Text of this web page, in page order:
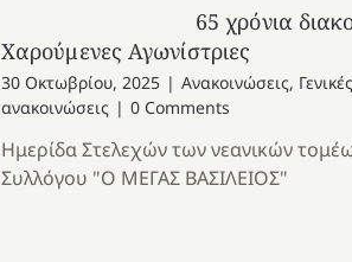
65 χρόνια
Χαρούμενες Αγωνίστριες
30 Οκτωβρίου, 2025 | Ανακοινώσεις, Γενικές
ανακοινώσεις | 0 Comments
Ημερίδα Στελεχών των νεανικών
Συλλόγου "Ο ΜΕΓΑΣ ΒΑΣΙΛΕΙΟΣ"